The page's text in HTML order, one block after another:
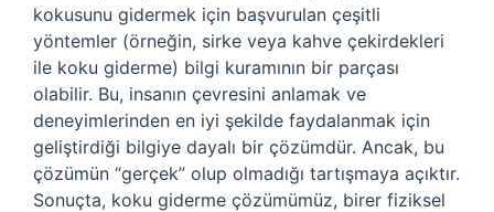
kokusunu gidermek için başvurulan çeşitli
yöntemler (örneğin, sirke veya kahve çekirdekleri
ile koku giderme) bilgi kuramının bir parçası
olabilir. Bu, insanın çevresini anlamak ve
deneyimlerinden en iyi şekilde faydalanmak için
geliştirdiği bilgiye dayalı bir çözümdür. Ancak, bu
çözümün “gerçek” olup olmadığı tartışmaya açıktır.
Sonuçta, koku giderme çözümümüz, birer fiziksel